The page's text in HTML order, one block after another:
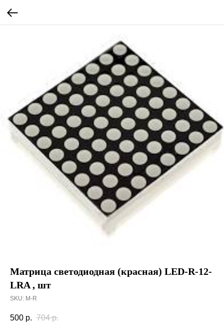
Матрица светодиодная (красная) LED-R-12-
LRA , шт
SKU: M-R
500 р. 704 р.